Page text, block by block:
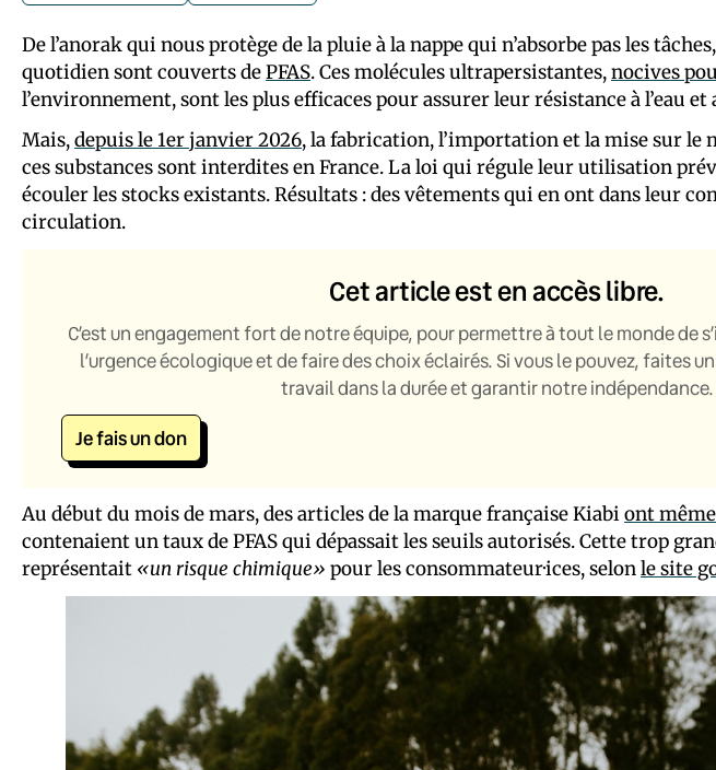
De l’anorak qui nous protège de la pluie à la nappe qui n’absorbe pas les
quotidien sont couverts dePFAS. Ces molécules ultrapersistantes,nocives
l’environnement, sont les plus efficaces pour assurer leur résistance à l’eau et
Mais,depuis le 1er janvier 2026, la fabrication, l’importation et la mise sur le
ces substances sont interdites en France. La loi qui régule leur utilisation
écouler les stocks existants. Résultats : des vêtements qui en ont dans leur
circulation.
Cet article est en accès libre.
C’est un engagement fort de notre équipe, pour permettre à tout le monde de
l’urgence écologique et de faire des choix éclairés. Si vous le pouvez, faites
travail dans la durée et garantir notre indépendance.
Je fais un don
Au début du mois de mars, des articles de la marque française Kiabi ont
contenaient un taux de PFAS qui dépassait les seuils autorisés. Cette trop
représentait «un risque chimique» pour les consommateur·ices, selonle site